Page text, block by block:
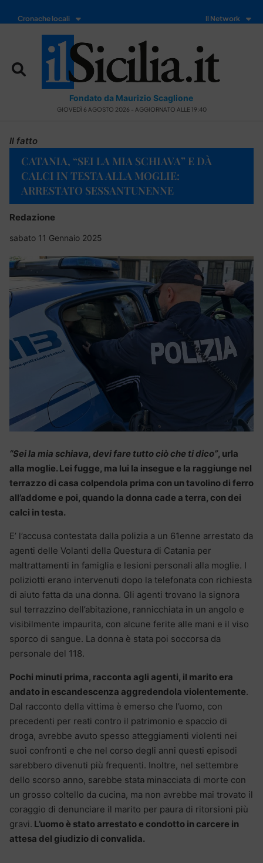
Cronache locali Il Network
Fondato da Maurizio Scaglione
GIOVEDÌ 6 AGOSTO 2026 - AGGIORNATO ALLE 19:40
Il fatto
CATANIA, “SEI LA MIA SCHIAVA” E DÀ
CALCI IN TESTA ALLA MOGLIE:
ARRESTATO SESSANTUNENNE
Redazione
sabato 11 Gennaio 2025
“Sei la mia schiava, devi fare tutto ciò che ti dico”, urla
alla moglie. Lei fugge, ma lui la insegue e la raggiunge nel
terrazzo di casa colpendola prima con un tavolino di ferro
all’addome e poi, quando la donna cade a terra, con dei
calci in testa.
E’ l’accusa contestata dalla polizia a un 61enne arrestato da
agenti delle Volanti della Questura di Catania per
maltrattamenti in famiglia e lesioni personali alla moglie. I
poliziotti erano intervenuti dopo la telefonata con richiesta
di aiuto fatta da una donna. Gli agenti trovano la signora
sul terrazzino dell’abitazione, rannicchiata in un angolo e
visibilmente impaurita, con alcune ferite alle mani e il viso
sporco di sangue. La donna è stata poi soccorsa da
personale del 118.
Pochi minuti prima, racconta agli agenti, il marito era
andato in escandescenza aggredendola violentemente.
Dal racconto della vittima è emerso che l’uomo, con
precedenti per reati contro il patrimonio e spaccio di
droga, avrebbe avuto spesso atteggiamenti violenti nei
suoi confronti e che nel corso degli anni questi episodi
sarebbero divenuti più frequenti. Inoltre, nel settembre
dello scorso anno, sarebbe stata minacciata di morte con
un grosso coltello da cucina, ma non avrebbe mai trovato il
coraggio di denunciare il marito per paura di ritorsioni più
gravi. L’uomo è stato arrestato e condotto in carcere in
attesa del giudizio di convalida.